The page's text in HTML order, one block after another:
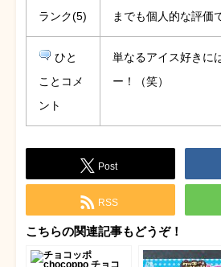
ランク(5)
までも個人的な評価
ひと
ことコメ
ント
単なるアイス好きに
ー！（笑）
Post
RSS
こちらの関連記事もどうぞ！